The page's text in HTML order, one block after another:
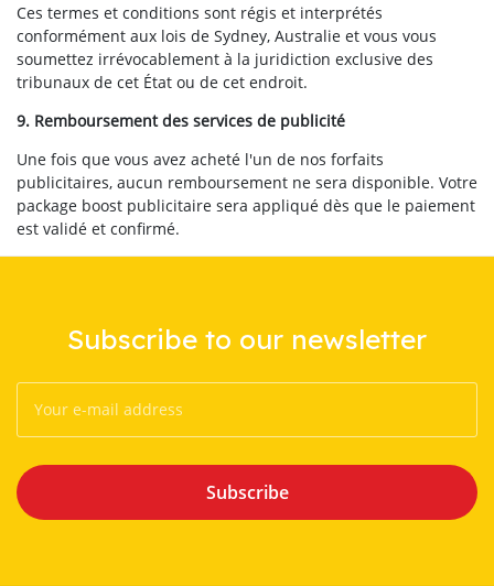
Ces termes et conditions sont régis et interprétés
conformément aux lois de Sydney, Australie et vous vous
soumettez irrévocablement à la juridiction exclusive des
tribunaux de cet État ou de cet endroit.
9. Remboursement des services de publicité
Une fois que vous avez acheté l'un de nos forfaits
publicitaires, aucun remboursement ne sera disponible. Votre
package boost publicitaire sera appliqué dès que le paiement
est validé et confirmé.
Subscribe to our newsletter
Subscribe